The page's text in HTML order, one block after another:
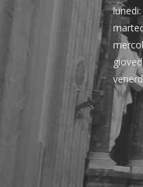
lunedi: